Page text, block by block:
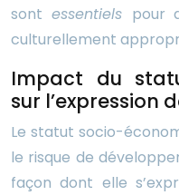
sont essentiels pour
culturellement
Impact du
sur l’expression
Le statut socio-
le risque de
façon dont elle